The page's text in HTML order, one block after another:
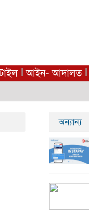
আইন- আদালত
অন্যান্য